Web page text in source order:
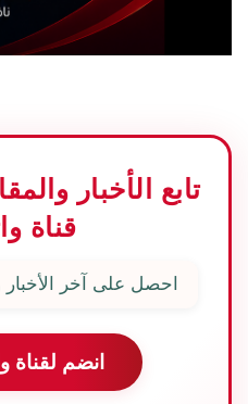
تابع الأخبار
قناة
احصل على آخر
انضم لقناة